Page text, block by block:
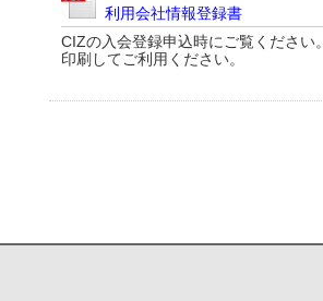
利用会社情報登録書
CIZの入会登録申込時にご覧ください。
印刷してご利用ください。